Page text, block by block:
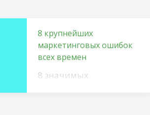
8 крупнейших
маркетинговых ошибок
всех времен
8 значимых